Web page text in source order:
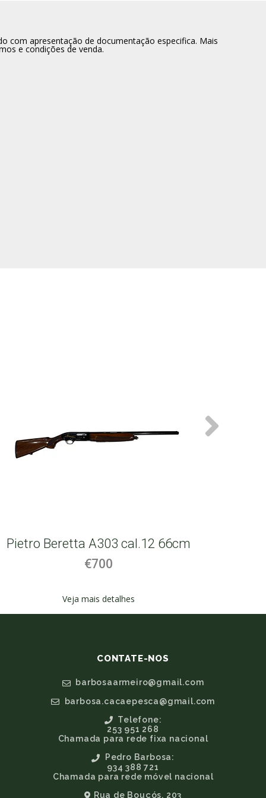
com apresentação de documentação especifica. Mais
e condições de venda.
Pietro Beretta A303 cal.12 66cm
€700
Veja mais detalhes
CONTATE-NOS
barbosaarmeiro@gmail.com
barbosa.cacaepesca@gmail.com
Telefone:
253 951 268
Chamada para rede fixa nacional
Pedro Barbosa:
934 388 721
Chamada para rede móvel nacional
Rua de Bouçós, 203